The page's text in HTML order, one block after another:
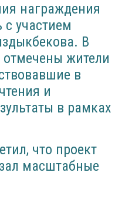
награждения
с участием
В
жители
в
и
в рамках
что проект
масштабные